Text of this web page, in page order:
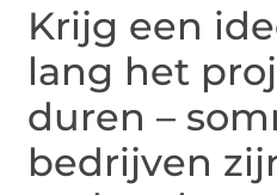
Krijg een
lang het
duren –
bedrijven